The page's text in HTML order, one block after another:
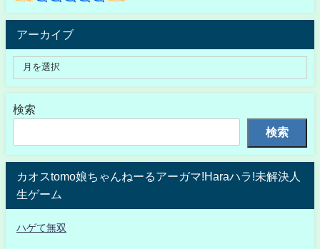
アーカイブ
検索
検索
カオスtomo娘ちゃんねーるアーガマ!Haraハラ!未解決人
生ゲーム
ハゲて無双